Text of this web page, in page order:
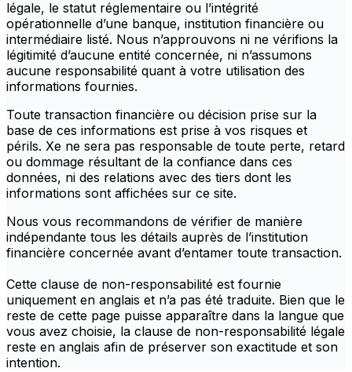
légale, le statut réglementaire ou l’intégrité
opérationnelle d’une banque, institution financière ou
intermédiaire listé. Nous n’approuvons ni ne vérifions la
légitimité d’aucune entité concernée, ni n’assumons
aucune responsabilité quant à votre utilisation des
informations fournies.
Toute transaction financière ou décision prise sur la
base de ces informations est prise à vos risques et
périls. Xe ne sera pas responsable de toute perte, retard
ou dommage résultant de la confiance dans ces
données, ni des relations avec des tiers dont les
informations sont affichées sur ce site.
Nous vous recommandons de vérifier de manière
indépendante tous les détails auprès de l’institution
financière concernée avant d’entamer toute transaction.
Cette clause de non-responsabilité est fournie
uniquement en anglais et n’a pas été traduite. Bien que le
reste de cette page puisse apparaître dans la langue que
vous avez choisie, la clause de non-responsabilité légale
reste en anglais afin de préserver son exactitude et son
intention.